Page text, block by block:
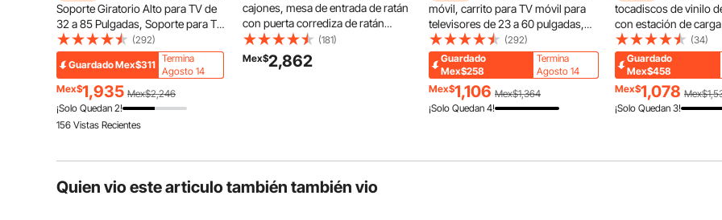
Soporte Giratorio Alto para TV de
32 a 85 Pulgadas, Soporte para TV
de Piso portátil Ajustable en Altura
con Base de Vidrio Templado para
Dormitorio, Sala de Estar
(292)
GuardadoMex$311
Termina
Agosto 14
Mex$1,935 Mex$2,246
¡Solo Quedan 2!
156 Vistas Recientes
cajones, mesa de entrada de ratán
con puerta corrediza de ratán
natural, consola para sala de estar,
estudio, entrada o pared de TV,
color natural.
(181)
Mex$2,862
móvil, carrito para TV móvil para
televisores de 23 a 60 pulgadas,
soporte para TV portátil ajustable
en altura con ruedas, con bandeja
para dispositivos audiovisuales,
soporte para TV rodante con
soporte para dormitorio, sala de
estar
(292)
Guardado
Mex$258
Termina
Agosto 14
Mex$1,106 Mex$1,364
¡Solo Quedan 4!
tocadiscos de vinilo
con estación de
USB, soporte para
estante para exhibir
sala de estar y
negro
(34)
Guardado
Mex$458
Mex$1,078
¡Solo Quedan 3!
Quien vio este articulo también también vio